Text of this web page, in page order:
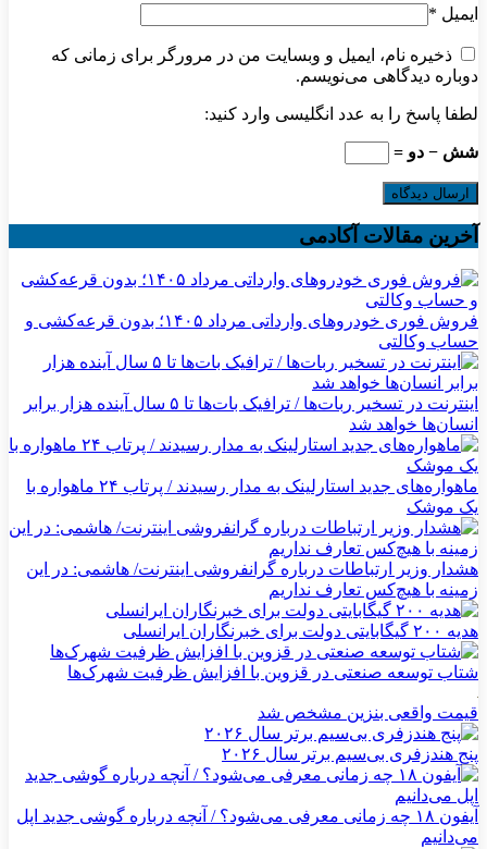
ایمیل *
ذخیره نام، ایمیل و وبسایت من در مرورگر برای زمانی که
دوباره دیدگاهی می‌نویسم.
لطفا پاسخ را به عدد انگلیسی وارد کنید:
شش − دو =
آخرین مقالات آکادمی
فروش فوری خودروهای وارداتی مرداد ۱۴۰۵؛ بدون قرعه‌کشی و
حساب وکالتی
اینترنت در تسخیر ربات‌ها / ترافیک بات‌ها تا ۵ سال آینده هزار برابر
انسان‌ها خواهد شد
ماهواره‌های جدید استارلینک به مدار رسیدند / پرتاب ۲۴ ماهواره با
یک موشک
هشدار وزیر ارتباطات درباره گرانفروشی اینترنت/ هاشمی: در این
زمینه با هیچ‌کس تعارف نداریم
هدیه ۲۰۰ گیگابایتی دولت برای خبرنگاران ایرانسلی
شتاب توسعه صنعتی در قزوین با افزایش ظرفیت شهرک‌ها
قیمت واقعی بنزین مشخص شد
پنج هندزفری بی‌سیم برتر سال ۲۰۲۶
آیفون ۱۸ چه زمانی معرفی می‌شود؟ / آنچه درباره گوشی جدید اپل
می‌دانیم